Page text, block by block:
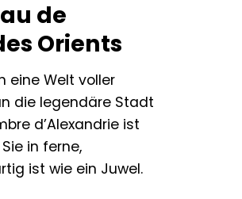
de
Orients
eine Welt voller
die legendäre Stadt
d’Alexandrie ist
in ferne,
ist wie ein Juwel.